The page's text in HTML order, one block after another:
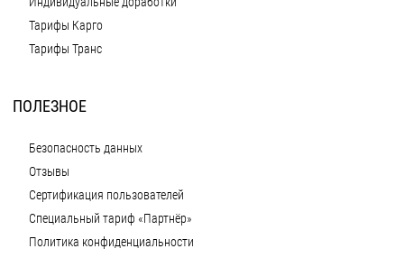
Тарифы Карго
Тарифы Транс
ПОЛЕЗНОЕ
Безопасность данных
Отзывы
Сертификация пользователей
Специальный тариф «Партнёр»
Политика конфиденциальности